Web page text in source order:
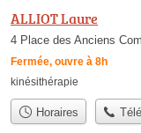
ALLIOT Laure
4 Place des Anciens
Fermée, ouvre à 8h
kinésithérapie
Horaires